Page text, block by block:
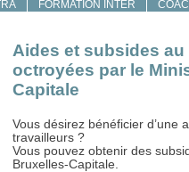
FORMATION INTER
Aides et subsides
octroyées par le
Capitale
Vous désirez bénéficier d’une
travailleurs ?
Vous pouvez obtenir des
Bruxelles-Capitale.